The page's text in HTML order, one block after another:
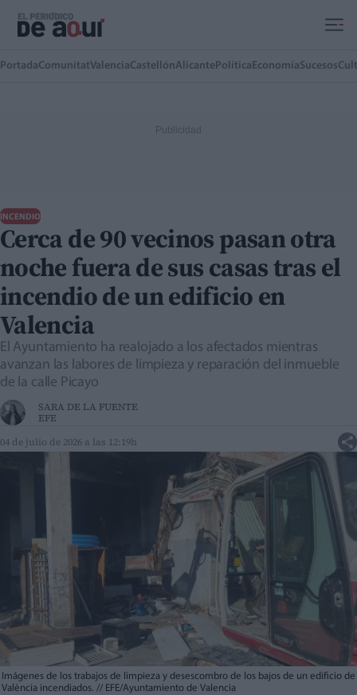
PortadaComunitatValenciaCastellónAlicante Política EconomíaSucesos
INCENDIO
Cerca de 90 vecinos pasan otra
noche fuera de sus casas tras el
incendio de un edificio en
Valencia
El Ayuntamiento ha realojado a los afectados mientras
avanzan las labores de limpieza y reparación del inmueble
de la calle Picayo
SARA DE LA FUENTE
EFE
04 de julio de 2026 a las 12:19h
Imágenes de los trabajos de limpieza y desescombro de los bajos de un edificio de
València incendiados. // EFE/Ayuntamiento de Valencia